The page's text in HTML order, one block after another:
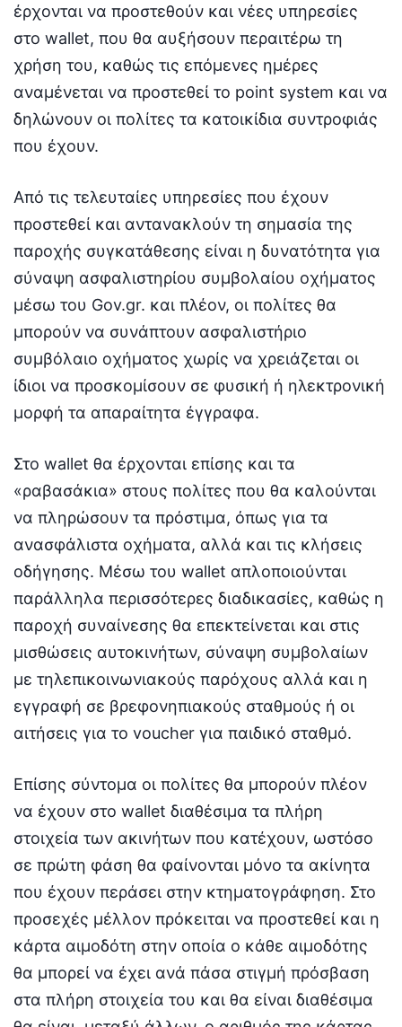
έρχονται να προστεθούν και νέες υπηρεσίες
στο wallet, που θα αυξήσουν περαιτέρω τη
χρήση του, καθώς τις επόμενες ημέρες
αναμένεται να προστεθεί το point system και να
δηλώνουν οι πολίτες τα κατοικίδια συντροφιάς
που έχουν.
Από τις τελευταίες υπηρεσίες που έχουν
προστεθεί και αντανακλούν τη σημασία της
παροχής συγκατάθεσης είναι η δυνατότητα για
σύναψη ασφαλιστηρίου συμβολαίου οχήματος
μέσω του Gov.gr. και πλέον, οι πολίτες θα
μπορούν να συνάπτουν ασφαλιστήριο
συμβόλαιο οχήματος χωρίς να χρειάζεται οι
ίδιοι να προσκομίσουν σε φυσική ή ηλεκτρονική
μορφή τα απαραίτητα έγγραφα.
Στο wallet θα έρχονται επίσης και τα
«ραβασάκια» στους πολίτες που θα καλούνται
να πληρώσουν τα πρόστιμα, όπως για τα
ανασφάλιστα οχήματα, αλλά και τις κλήσεις
οδήγησης. Μέσω του wallet απλοποιούνται
παράλληλα περισσότερες διαδικασίες, καθώς η
παροχή συναίνεσης θα επεκτείνεται και στις
μισθώσεις αυτοκινήτων, σύναψη συμβολαίων
με τηλεπικοινωνιακούς παρόχους αλλά και η
εγγραφή σε βρεφονηπιακούς σταθμούς ή οι
αιτήσεις για το voucher για παιδικό σταθμό.
Επίσης σύντομα οι πολίτες θα μπορούν πλέον
να έχουν στο wallet διαθέσιμα τα πλήρη
στοιχεία των ακινήτων που κατέχουν, ωστόσο
σε πρώτη φάση θα φαίνονται μόνο τα ακίνητα
που έχουν περάσει στην κτηματογράφηση. Στο
προσεχές μέλλον πρόκειται να προστεθεί και η
κάρτα αιμοδότη στην οποία ο κάθε αιμοδότης
θα μπορεί να έχει ανά πάσα στιγμή πρόσβαση
στα πλήρη στοιχεία του και θα είναι διαθέσιμα